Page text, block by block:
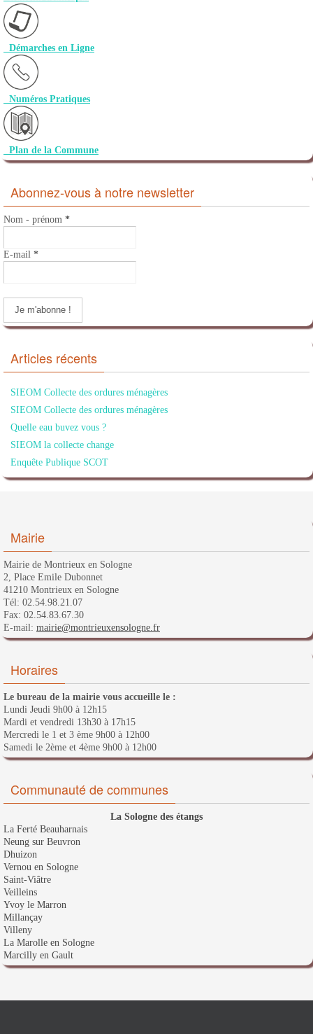
Démarches en Ligne
Numéros Pratiques
Plan de la Commune
Abonnez-vous à notre newsletter
Nom - prénom *
E-mail *
Articles récents
SIEOM Collecte des ordures ménagères
SIEOM Collecte des ordures ménagères
Quelle eau buvez vous ?
SIEOM la collecte change
Enquête Publique SCOT
Mairie
Mairie de Montrieux en Sologne
2, Place Emile Dubonnet
41210 Montrieux en Sologne
Tél: 02.54.98.21.07
Fax: 02.54.83.67.30
E-mail: mairie@montrieuxensologne.fr
Horaires
Le bureau de la mairie vous accueille le :
Lundi Jeudi 9h00 à 12h15
Mardi et vendredi 13h30 à 17h15
Mercredi le 1 et 3 ème 9h00 à 12h00
Samedi le 2ème et 4ème 9h00 à 12h00
Communauté de communes
La Sologne des étangs
La Ferté Beauharnais
Neung sur Beuvron
Dhuizon
Vernou en Sologne
Saint-Viâtre
Veilleins
Yvoy le Marron
Millançay
Villeny
La Marolle en Sologne
Marcilly en Gault